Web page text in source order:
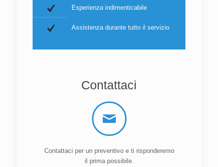
Esperienza indimenticabile
Assistenza durante tutto il servizio
Contattaci
Contattaci per un preventivo e ti risponderemo
il prima possibile.